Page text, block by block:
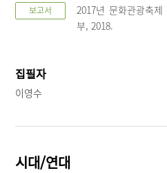
보고서
2017년 문화관광축
부, 2018.
집필자
이영수
시대/연대